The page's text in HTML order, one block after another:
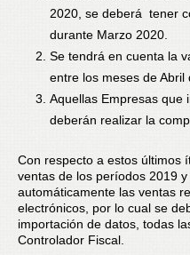
2020, se deberá tener
durante Marzo 2020.
Se tendrá en cuenta la
entre los meses de Abril
Aquellas Empresas que
deberán realizar la
Con respecto a estos últimos
ventas de los períodos 2019
automáticamente las ventas
electrónicos, por lo cual se
importación de datos, todas
Controlador Fiscal.